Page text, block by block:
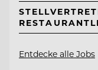
Entdecke alle Jobs